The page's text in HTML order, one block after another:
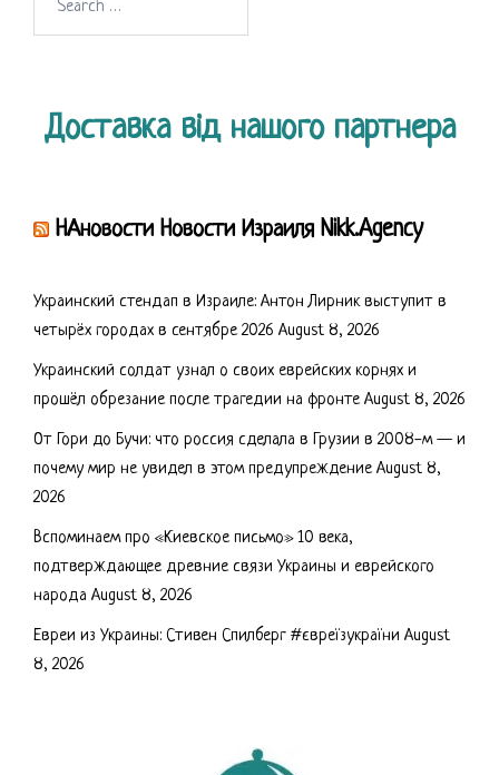
Доставка від нашого партнера
НАновости Новости Израиля Nikk.Agency
Украинский стендап в Израиле: Антон Лирник выступит в
четырёх городах в сентябре 2026 August 8, 2026
Украинский солдат узнал о своих еврейских корнях и
прошёл обрезание после трагедии на фронте August 8, 2026
От Гори до Бучи: что россия сделала в Грузии в 2008-м — и
почему мир не увидел в этом предупреждение August 8,
2026
Вспоминаем про «Киевское письмо» 10 века,
подтверждающее древние связи Украины и еврейского
народа August 8, 2026
Евреи из Украины: Стивен Спилберг #євреїзукраїни August
8, 2026